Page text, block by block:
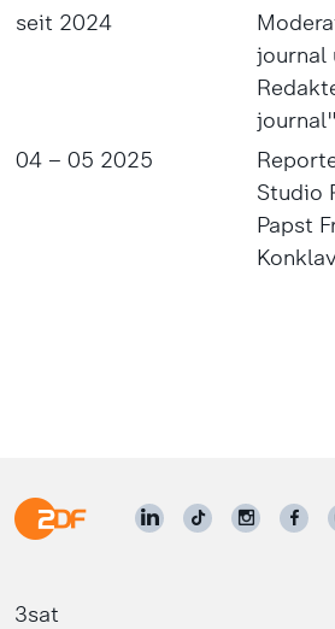
seit 2024
journal
journal"
04 – 05 2025
Studio
Papst
3sat